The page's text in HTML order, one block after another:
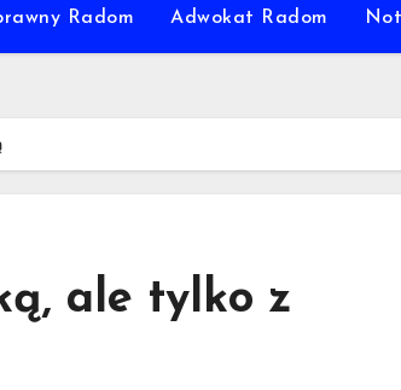
Radom Adwokat Radom
ale tylko z